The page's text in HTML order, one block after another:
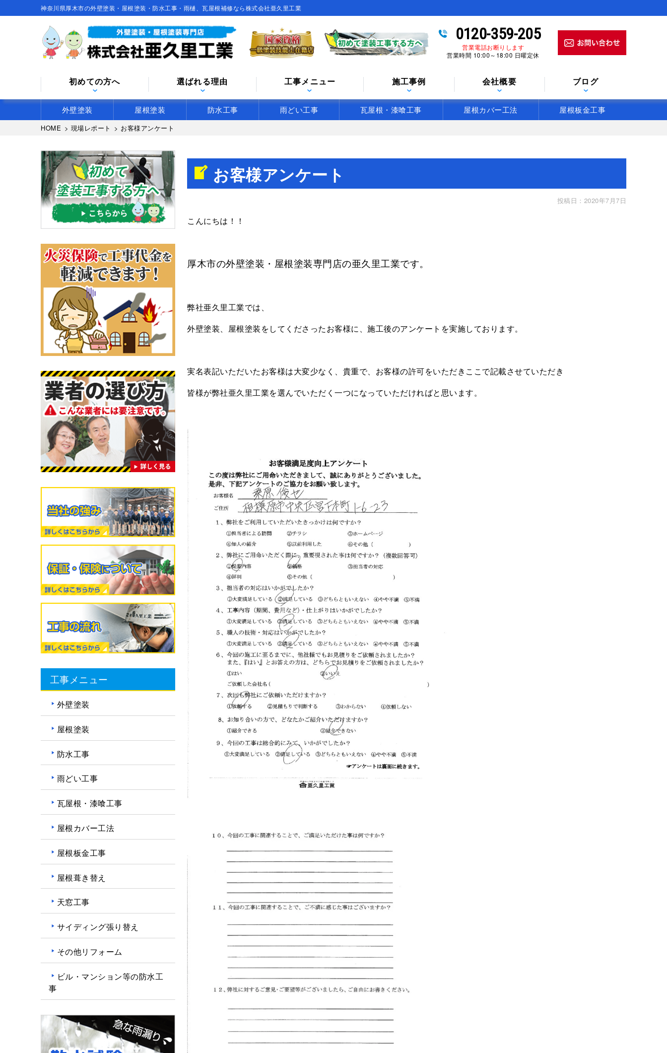
神奈川県厚木市の外壁塗装・屋根塗装・防水工事・雨樋、瓦屋根補修なら株式会社亜久里工業
0120-359-205
営業電話お断りします
営業時間 10:00～18:00 日曜定休
初めての方へ 選ばれる理由 工事メニュー 施工事例 会社概要 ブログ
外壁塗装 屋根塗装 防水工事 雨どい工事 瓦屋根・漆喰工事 屋根カバー工法 屋根板金工事
HOME > 現場レポート > お客様アンケート
お客様アンケート
投稿日：2020年7月7日
こんにちは！！
厚木市の外壁塗装・屋根塗装専門店の亜久里工業です。
弊社亜久里工業では、
外壁塗装、屋根塗装をしてくださったお客様に、施工後のアンケートを実施しております。
実名表記いただいたお客様は大変少なく、貴重で、お客様の許可をいただきここで記載させていただき
皆様が弊社亜久里工業を選んでいただく一つになっていただければと思います。
工事メニュー
外壁塗装
屋根塗装
防水工事
雨どい工事
瓦屋根・漆喰工事
屋根カバー工法
屋根板金工事
屋根葺き替え
天窓工事
サイディング張り替え
その他リフォーム
ビル・マンション等の防水工
事